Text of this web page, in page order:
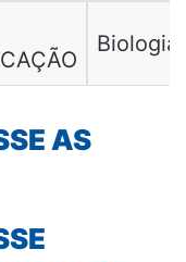
Biologia
AS